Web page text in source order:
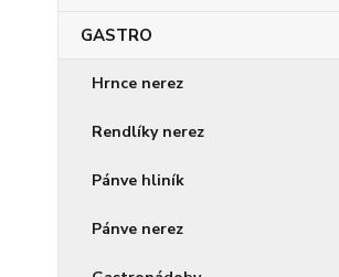
GASTRO
Hrnce nerez
Rendlíky nerez
Pánve hliník
Pánve nerez